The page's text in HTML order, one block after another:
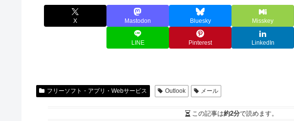
X Mastodon Bluesky Misskey
LINE Pinterest LinkedIn
フリーソフト・アプリ・Webサービス Outlook メール
この記事は約2分で読めます。